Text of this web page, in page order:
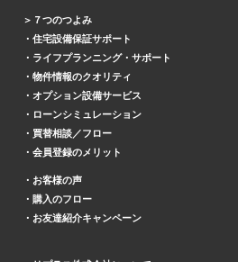
７つのつよみ
住宅設備保証サポート
ライフプランニング・サポート
物件情報のクオリティ
オプション設備サービス
ローンシミュレーション
買替相談／フロー
会員登録のメリット
お客様の声
購入のフロー
お友達紹介キャンペーン